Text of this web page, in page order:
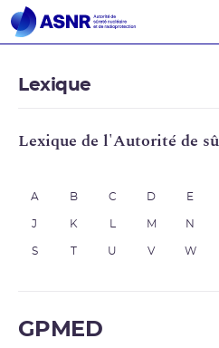
Lexique
Lexique de l'Autorité de
A B C D E
J K M N
S U V W
GPMED